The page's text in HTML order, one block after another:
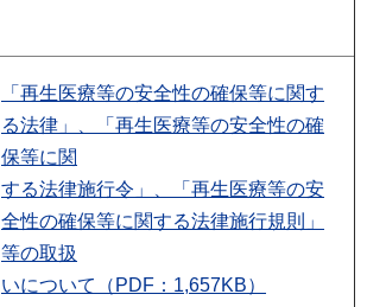
「再生医療等の安全性の確保等に関す
る法律」、「再生医療等の安全性の確
保等に関
する法律施行令」、「再生医療等の安
全性の確保等に関する法律施行規則」
等の取扱
いについて（PDF：1,657KB）